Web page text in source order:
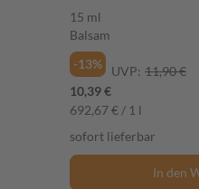
15 ml
Balsam
-13%
UVP: 11,90 €
10,39 €
692,67 € / 1 l
sofort lieferbar
In den